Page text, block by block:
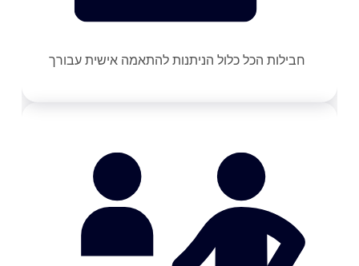
חבילות הכל כלול הניתנות להתאמה אישית עבורך